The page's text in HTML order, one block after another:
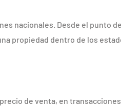
nacionales. Desde el punto
propiedad dentro de los
de venta, en